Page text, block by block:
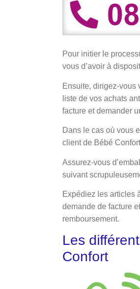
Pour initier le
vous d’avoir à
Ensuite, dirigez-vous
liste de vos achats
facture et demander
Dans le cas où vous
client de Bébé
Assurez-vous
suivant
Expédiez les articles
demande de facture
remboursement.
Les
Confort